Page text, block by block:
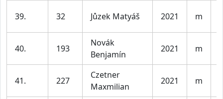
39. 32 Jůzek Matyáš 2021 m
40. 193
Novák
Benjamín
2021 m
41. 227
Czetner
Maxmilian
2021 m